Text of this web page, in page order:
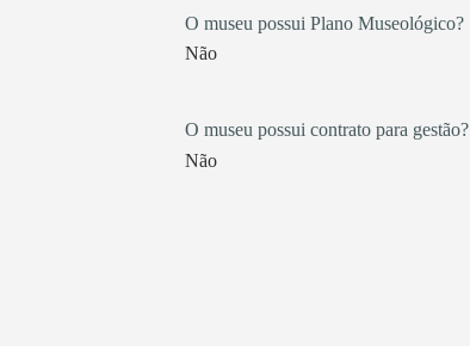
O museu possui Plano Museológico?
Não
O museu possui contrato para gestão?
Não